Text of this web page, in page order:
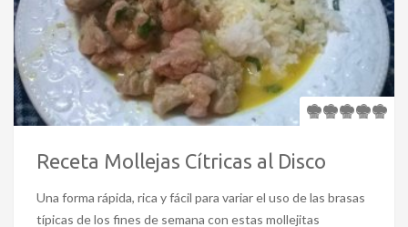
Receta Mollejas Cítricas al Disco
Una forma rápida, rica y fácil para variar el uso de las brasas
típicas de los fines de semana con estas mollejitas